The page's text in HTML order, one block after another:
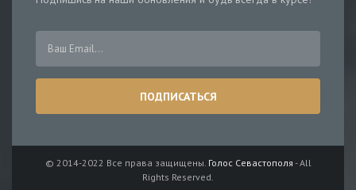
© 2014-2022 Все права защищены. Голос Севастополя - All
Rights Reserved.